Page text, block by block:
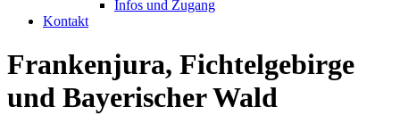
Infos und Zugang
Kontakt
Frankenjura, Fichtelgebirge
und Bayerischer Wald